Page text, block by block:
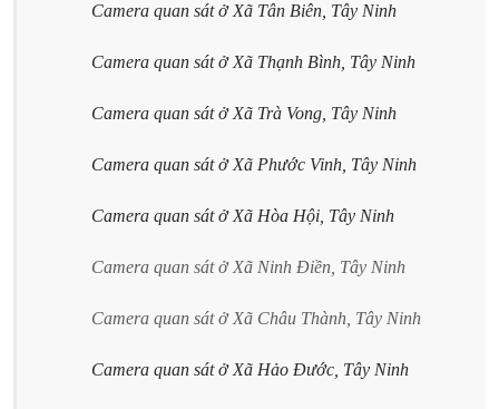
Camera quan sát ở Xã Tân Biên, Tây Ninh
Camera quan sát ở Xã Thạnh Bình, Tây Ninh
Camera quan sát ở Xã Trà Vong, Tây Ninh
Camera quan sát ở Xã Phước Vinh, Tây Ninh
Camera quan sát ở Xã Hòa Hội, Tây Ninh
Camera quan sát ở Xã Ninh Điền, Tây Ninh
Camera quan sát ở Xã Châu Thành, Tây Ninh
Camera quan sát ở Xã Hảo Đước, Tây Ninh